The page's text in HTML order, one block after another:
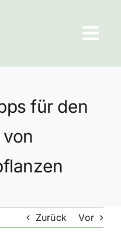
für den
Zurück Vor